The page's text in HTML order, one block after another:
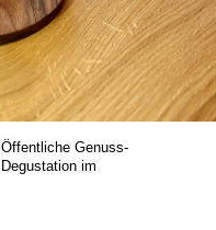
Öffentliche Genuss-
Degustation im